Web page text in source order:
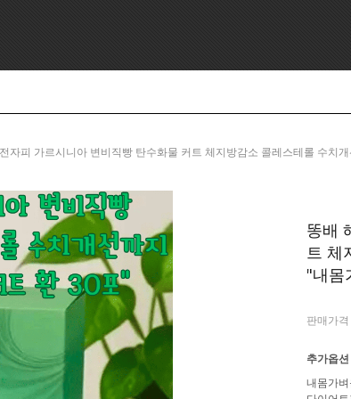
피 가르시니아 변비직빵 탄수화물 커트 체지방감소 콜레스테롤 수치
똥배
트 체
"내몸
판매가격
추가옵션
내몸가벼